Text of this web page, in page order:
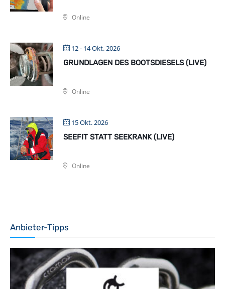
Online
12 - 14 Okt. 2026
GRUNDLAGEN DES BOOTSDIESELS (LIVE)
Online
15 Okt. 2026
SEEFIT STATT SEEKRANK (LIVE)
Online
Anbieter-Tipps